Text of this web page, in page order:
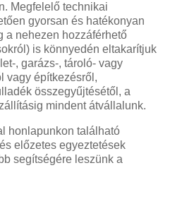
Megfelelő technikai
gyorsan és hatékonyan
a nehezen hozzáférhető
is könnyedén eltakarítjuk
, garázs-, tároló- vagy
vagy építkezésről,
összegyűjtésétől, a
mindent átvállalunk.
honlapunkon található
előzetes egyeztetések
segítségére leszünk a